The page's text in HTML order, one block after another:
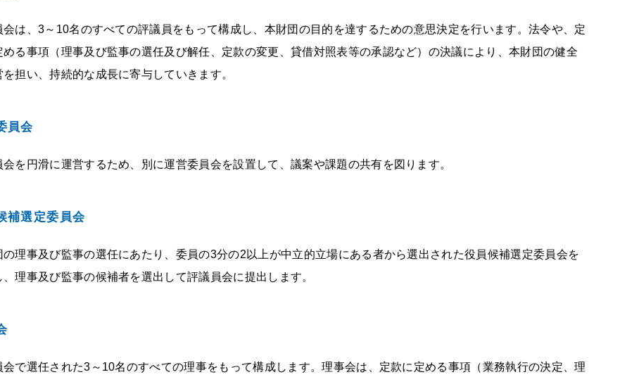
会は、3～10名のすべての評議員をもって構成し、本財団の目的を達するための意思決定を行います。法令や、定
める事項（理事及び監事の選任及び解任、定款の変更、貸借対照表等の承認など）の決議により、本財団の健全
を担い、持続的な成⾧に寄与していきます。
員会
会を円滑に運営するため、別に運営委員会を設置して、議案や課題の共有を図ります。
補選定委員会
の理事及び監事の選任にあたり、委員の3分の2以上が中立的立場にある者から選出された役員候補選定委員会を
、理事及び監事の候補者を選出して評議員会に提出します。
会で選任された3～10名のすべての理事をもって構成します。理事会は、定款に定める事項（業務執行の決定、理